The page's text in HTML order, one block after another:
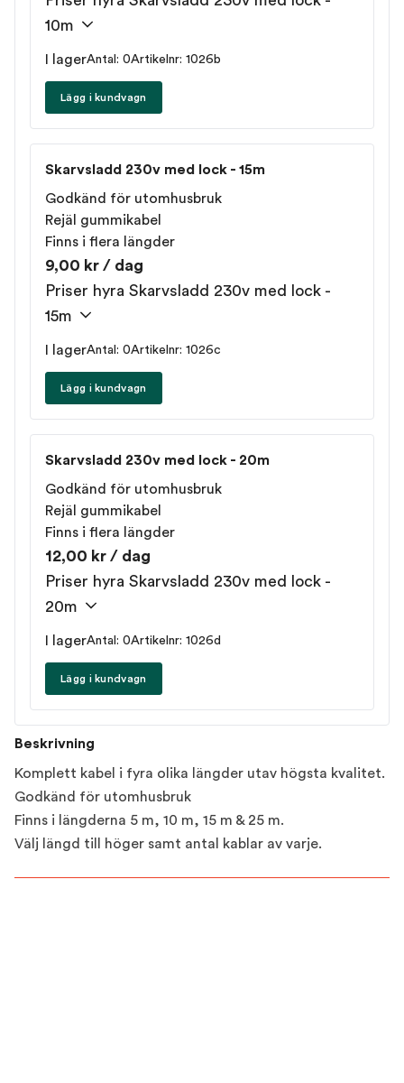
10m
I lagerAntal: 0Artikelnr: 1026b
Lägg i kundvagn
Skarvsladd 230v med lock - 15m
Godkänd för utomhusbruk
Rejäl gummikabel
Finns i flera längder
9,00 kr / dag
Priser hyra Skarvsladd 230v med lock -
15m
I lagerAntal: 0Artikelnr: 1026c
Lägg i kundvagn
Skarvsladd 230v med lock - 20m
Godkänd för utomhusbruk
Rejäl gummikabel
Finns i flera längder
12,00 kr / dag
Priser hyra Skarvsladd 230v med lock -
20m
I lagerAntal: 0Artikelnr: 1026d
Lägg i kundvagn
Beskrivning
Komplett kabel i fyra olika längder utav högsta kvalitet.
Godkänd för utomhusbruk
Finns i längderna 5 m, 10 m, 15 m & 25 m.
Välj längd till höger samt antal kablar av varje.